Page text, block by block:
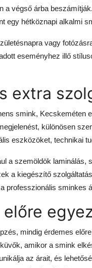
a végső árba
egy hétköznapi alkalmi
vagy
eseményhez illő
extra
smink, Kecskeméten
különösen
eszközöket, technikai
a szemöldök
a kiegészítő
professzionális sminkes
mindig érdemes
amikor a smink
az árait, és